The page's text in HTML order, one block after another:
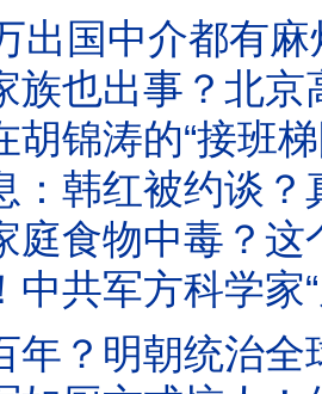
中共出入境19条新规全解析！一个地方公安都有权禁止
么了！胡锦涛之死不单纯，点了习近平死穴！海内外
习近平会先下手为强吗？大陆疯传胡锦涛家庭食物中Du，胡
没人敢查的，是那消失的501亿！涉于朦胧案的辛奇，
言靠谱吗？..胡锦涛夫妇与儿子都近况如何，他们饮
育森”，在COVID爆发前1年，把病毒样本寄到美
？中国抖音疯传奇谈怪论！背后有阴谋？如何看